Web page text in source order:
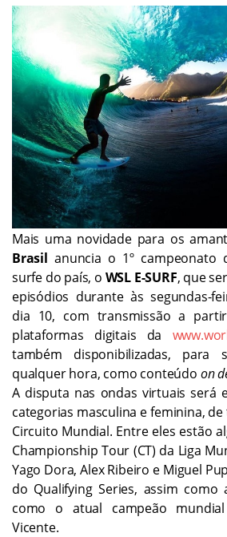
Mais uma novidade para os
Brasil anuncia o 1º campeonato
surfe do país, o WSL E-SURF, que
episódios durante às segundas-
dia 10, com transmissão a
plataformas digitais da
também disponibilizadas, para
qualquer hora, como conteúdo on
A disputa nas ondas virtuais será
categorias masculina e feminina,
Circuito Mundial. Entre eles estão
Championship Tour (CT) da Liga
Yago Dora, Alex Ribeiro e Miguel
do Qualifying Series, assim como
como o atual campeão
Vicente.